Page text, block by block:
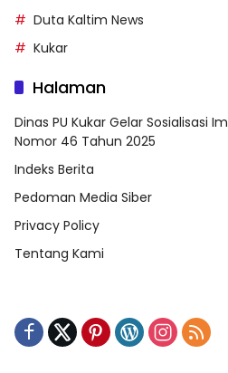
Duta Kaltim News
Kukar
Halaman
Dinas PU Kukar Gelar Sosialisasi
Nomor 46 Tahun 2025
Indeks Berita
Pedoman Media Siber
Privacy Policy
Tentang Kami